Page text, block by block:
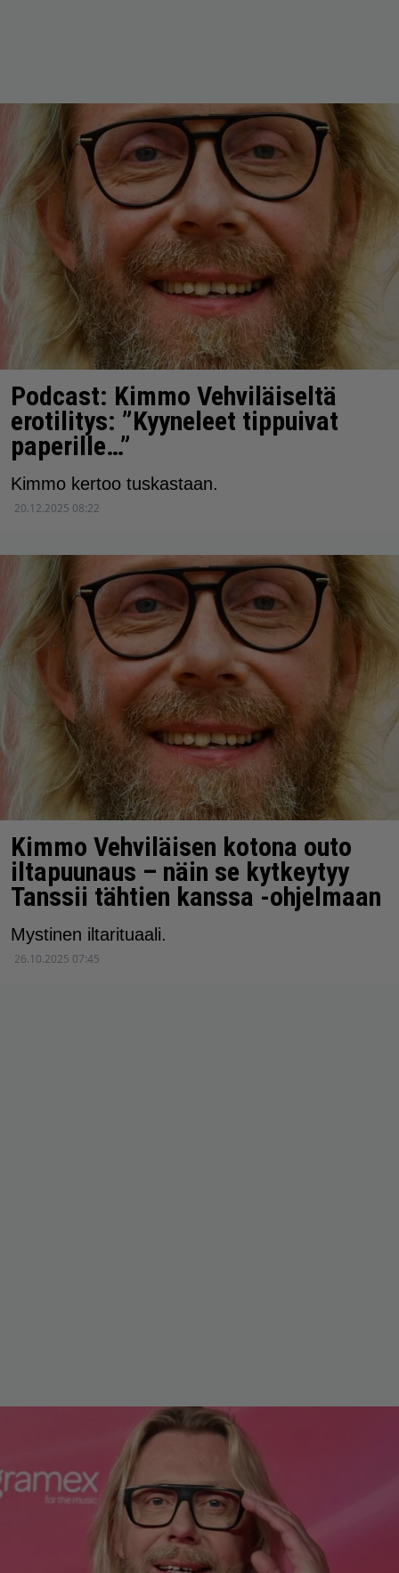
Podcast: Kimmo Vehviläiseltä
erotilitys: ”Kyyneleet tippuivat
paperille…”
Kimmo kertoo tuskastaan.
20.12.2025 08:22
Kimmo Vehviläisen kotona outo
iltapuunaus – näin se kytkeytyy
Tanssii tähtien kanssa -ohjelmaan
Mystinen iltarituaali.
26.10.2025 07:45